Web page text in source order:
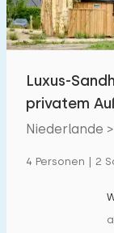
Luxus-
privatem
Niederlande
4 Personen | 2